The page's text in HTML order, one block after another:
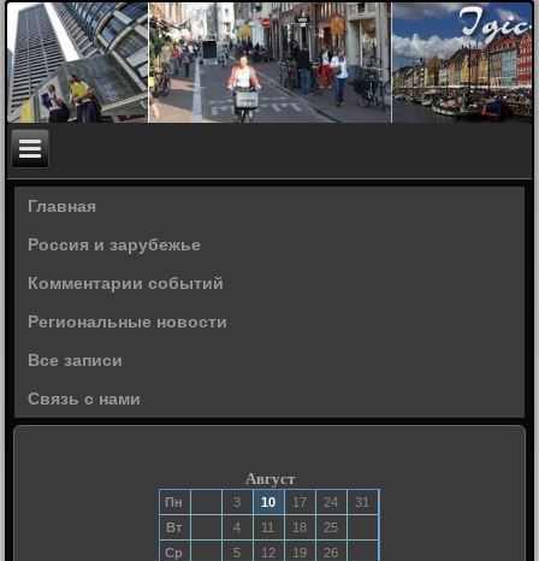
Главная
Россия и зарубежье
Комментарии событий
Региональные новости
Все записи
Связь с нами
Август
Пн 3 10 17 24
31
Вт
4 11 18
25
Ср
5 12 19
26